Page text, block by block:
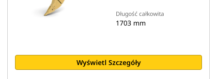
Długość całkowita
1703 mm
Wyświetl Szczegóły